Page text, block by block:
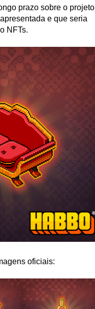
prazo sobre o projeto
e que seria
NFTs.
oficiais: